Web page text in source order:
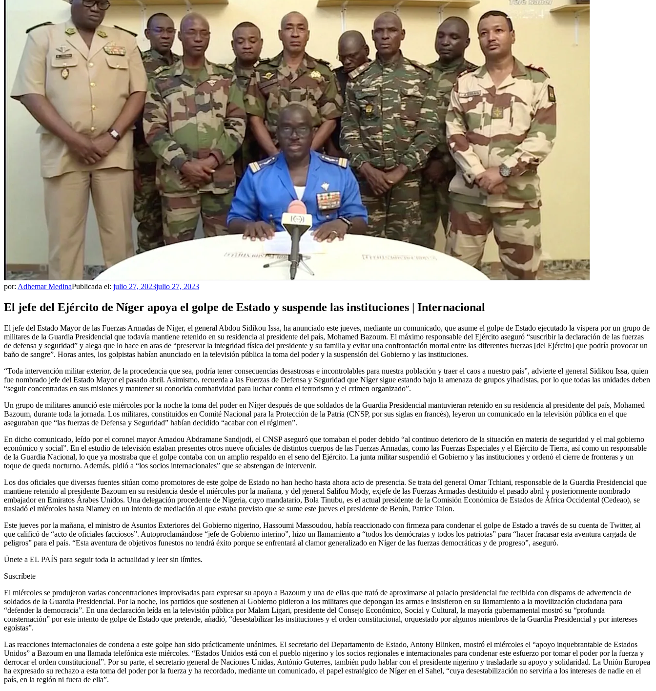
por: Adhemar MedinaPublicada el: julio 27, 2023julio 27, 2023
El jefe del Ejército de Níger apoya el golpe de Estado y suspende las instituciones | Internacional
El jefe del Estado Mayor de las Fuerzas Armadas de Níger, el general Abdou Sidikou Issa, ha anunciado este jueves, mediante un comunicado, que asume el golpe de Estado ejecutado la víspera por un grupo de
militares de la Guardia Presidencial que todavía mantiene retenido en su residencia al presidente del país, Mohamed Bazoum. El máximo responsable del Ejército aseguró “suscribir la declaración de las fuerzas
de defensa y seguridad” y alega que lo hace en aras de “preservar la integridad física del presidente y su familia y evitar una confrontación mortal entre las diferentes fuerzas [del Ejército] que podría provocar un
baño de sangre”. Horas antes, los golpistas habían anunciado en la televisión pública la toma del poder y la suspensión del Gobierno y las instituciones.
“Toda intervención militar exterior, de la procedencia que sea, podría tener consecuencias desastrosas e incontrolables para nuestra población y traer el caos a nuestro país”, advierte el general Sidikou Issa, quien
fue nombrado jefe del Estado Mayor el pasado abril. Asimismo, recuerda a las Fuerzas de Defensa y Seguridad que Níger sigue estando bajo la amenaza de grupos yihadistas, por lo que todas las unidades deben
“seguir concentradas en sus misiones y mantener su conocida combatividad para luchar contra el terrorismo y el crimen organizado”.
Un grupo de militares anunció este miércoles por la noche la toma del poder en Níger después de que soldados de la Guardia Presidencial mantuvieran retenido en su residencia al presidente del país, Mohamed
Bazoum, durante toda la jornada. Los militares, constituidos en Comité Nacional para la Protección de la Patria (CNSP, por sus siglas en francés), leyeron un comunicado en la televisión pública en el que
aseguraban que “las fuerzas de Defensa y Seguridad” habían decidido “acabar con el régimen”.
En dicho comunicado, leído por el coronel mayor Amadou Abdramane Sandjodi, el CNSP aseguró que tomaban el poder debido “al continuo deterioro de la situación en materia de seguridad y el mal gobierno
económico y social”. En el estudio de televisión estaban presentes otros nueve oficiales de distintos cuerpos de las Fuerzas Armadas, como las Fuerzas Especiales y el Ejército de Tierra, así como un responsable
de la Guardia Nacional, lo que ya mostraba que el golpe contaba con un amplio respaldo en el seno del Ejército. La junta militar suspendió el Gobierno y las instituciones y ordenó el cierre de fronteras y un
toque de queda nocturno. Además, pidió a “los socios internacionales” que se abstengan de intervenir.
Los dos oficiales que diversas fuentes sitúan como promotores de este golpe de Estado no han hecho hasta ahora acto de presencia. Se trata del general Omar Tchiani, responsable de la Guardia Presidencial que
mantiene retenido al presidente Bazoum en su residencia desde el miércoles por la mañana, y del general Salifou Mody, exjefe de las Fuerzas Armadas destituido el pasado abril y posteriormente nombrado
embajador en Emiratos Árabes Unidos. Una delegación procedente de Nigeria, cuyo mandatario, Bola Tinubu, es el actual presidente de la Comisión Económica de Estados de África Occidental (Cedeao), se
trasladó el miércoles hasta Niamey en un intento de mediación al que estaba previsto que se sume este jueves el presidente de Benín, Patrice Talon.
Este jueves por la mañana, el ministro de Asuntos Exteriores del Gobierno nigerino, Hassoumi Massoudou, había reaccionado con firmeza para condenar el golpe de Estado a través de su cuenta de Twitter, al
que calificó de “acto de oficiales facciosos”. Autoproclamándose “jefe de Gobierno interino”, hizo un llamamiento a “todos los demócratas y todos los patriotas” para “hacer fracasar esta aventura cargada de
peligros” para el país. “Esta aventura de objetivos funestos no tendrá éxito porque se enfrentará al clamor generalizado en Níger de las fuerzas democráticas y de progreso”, aseguró.
Únete a EL PAÍS para seguir toda la actualidad y leer sin límites.
Suscríbete
El miércoles se produjeron varias concentraciones improvisadas para expresar su apoyo a Bazoum y una de ellas que trató de aproximarse al palacio presidencial fue recibida con disparos de advertencia de
soldados de la Guardia Presidencial. Por la noche, los partidos que sostienen al Gobierno pidieron a los militares que depongan las armas e insistieron en su llamamiento a la movilización ciudadana para
“defender la democracia”. En una declaración leída en la televisión pública por Malam Ligari, presidente del Consejo Económico, Social y Cultural, la mayoría gubernamental mostró su “profunda
consternación” por este intento de golpe de Estado que pretende, añadió, “desestabilizar las instituciones y el orden constitucional, orquestado por algunos miembros de la Guardia Presidencial y por intereses
egoístas”.
Las reacciones internacionales de condena a este golpe han sido prácticamente unánimes. El secretario del Departamento de Estado, Antony Blinken, mostró el miércoles el “apoyo inquebrantable de Estados
Unidos” a Bazoum en una llamada telefónica este miércoles. “Estados Unidos está con el pueblo nigerino y los socios regionales e internacionales para condenar este esfuerzo por tomar el poder por la fuerza y
derrocar el orden constitucional”. Por su parte, el secretario general de Naciones Unidas, António Guterres, también pudo hablar con el presidente nigerino y trasladarle su apoyo y solidaridad. La Unión Europea
ha expresado su rechazo a esta toma del poder por la fuerza y ha recordado, mediante un comunicado, el papel estratégico de Níger en el Sahel, “cuya desestabilización no serviría a los intereses de nadie en el
país, en la región ni fuera de ella”.